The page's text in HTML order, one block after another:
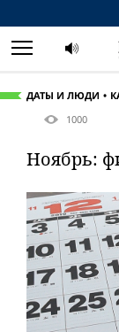
ДАТЫ И ЛЮДИ
1000
Ноябрь: